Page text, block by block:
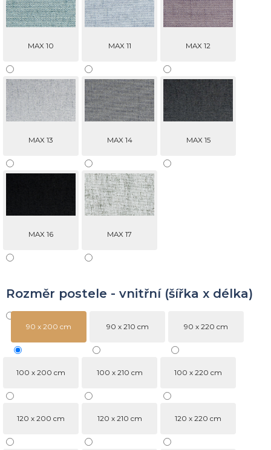
MAX 10 MAX 11 MAX 12
MAX 13 MAX 14 MAX 15
MAX 16 MAX 17
Rozměr postele - vnitřní (šířka x délka)
90 x 200 cm 90 x 210 cm 90 x 220 cm
100 x 200 cm 100 x 210 cm 100 x 220 cm
120 x 200 cm 120 x 210 cm 120 x 220 cm